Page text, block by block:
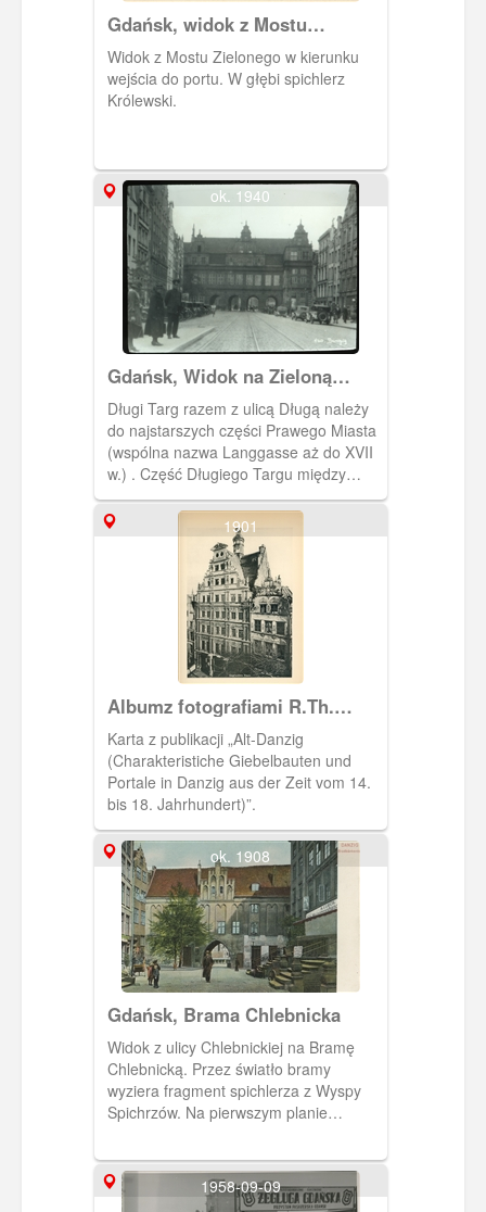
Gdańsk, widok z Mostu
Zielonego
Widok z Mostu Zielonego w kierunku
wejścia do portu. W głębi spichlerz
Królewski.
ok. 1940
Gdańsk, Widok na Zieloną
Bramę od strony Długiego
Targu
Długi Targ razem z ulicą Długą należy
do najstarszych części Prawego Miasta
(wspólna nazwa Langgasse aż do XVII
w.) . Część Długiego Targu między
ratuszem a Studnią Neptuna nazywano
w 1653 roku Ferkelmarkt (Prosięcy Targ
- nazwa ironiczna).
1901
Albumz fotografiami R.Th.
Kuhna
Karta z publikacji „Alt-Danzig
(Charakteristiche Giebelbauten und
Portale in Danzig aus der Zeit vom 14.
bis 18. Jahrhundert)”.
ok. 1908
Gdańsk, Brama Chlebnicka
Widok z ulicy Chlebnickiej na Bramę
Chlebnicką. Przez światło bramy
wyziera fragment spichlerza z Wyspy
Spichrzów. Na pierwszym planie
1958-09-09